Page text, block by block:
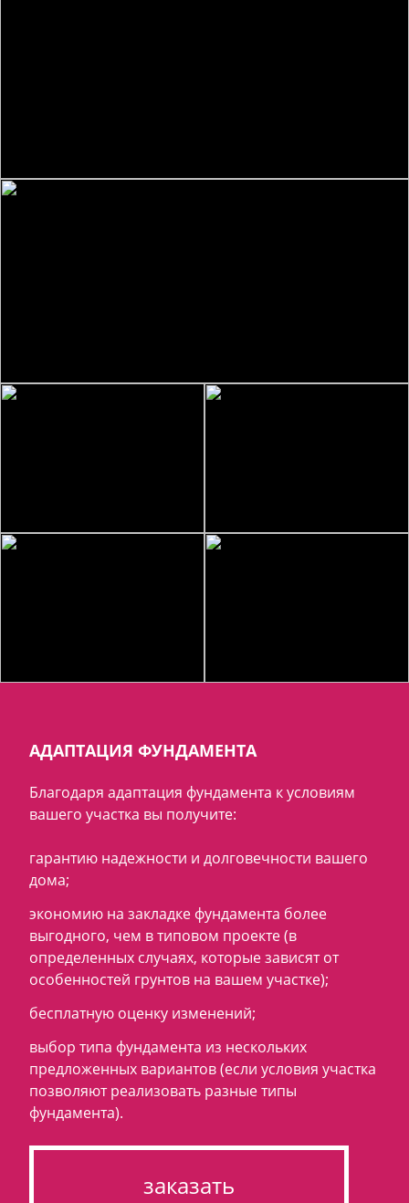
АДАПТАЦИЯ ФУНДАМЕНТА
Благодаря адаптация фундамента к условиям
вашего участка вы получите:
гарантию надежности и долговечности вашего
дома;
экономию на закладке фундамента более
выгодного, чем в типовом проекте (в
определенных случаях, которые зависят от
особенностей грунтов на вашем участке);
бесплатную оценку изменений;
выбор типа фундамента из нескольких
предложенных вариантов (если условия участка
позволяют реализовать разные типы
фундамента).
заказать